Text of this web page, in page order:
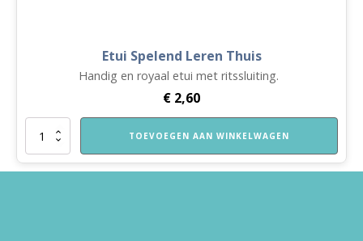
Etui Spelend Leren Thuis
Handig en royaal etui met ritssluiting.
€ 2,60
Etui
Leren
TOEVOEGEN AAN WINKELWAGEN